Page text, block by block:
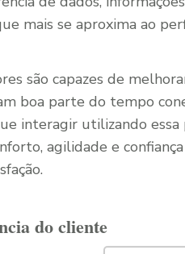
mais se aproxima ao
são capazes de
boa parte do tempo
interagir utilizando
agilidade e
do cliente